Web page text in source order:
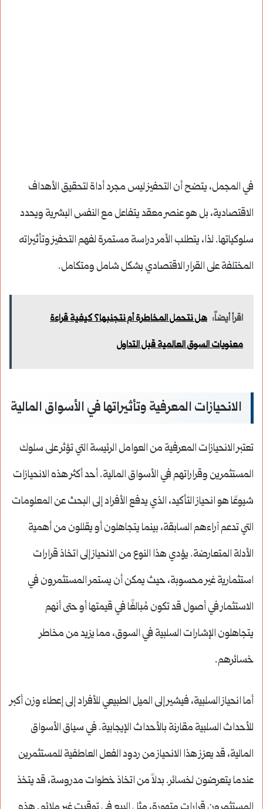
في المجمل، يتضح أن التحفيز ليس مجرد أداة لتحقيق الأهداف
الاقتصادية، بل هو عنصر معقد يتفاعل مع النفس البشرية ويحدد
سلوكياتها. لذا، يتطلب الأمر دراسة مستمرة لفهم التحفيز وتأثيراته
المختلفة على القرار الاقتصادي بشكل شامل ومتكامل.
اقرأ أيضاً: هل نتحمل المخاطرة أم نتجنبها؟ كيفية قراءة
معنويات السوق العالمية قبل التداول
الانحيازات المعرفية وتأثيراتها في الأسواق المالية
تعتبر الانحيازات المعرفية من العوامل الرئيسة التي تؤثر على سلوك
المستثمرين وقراراتهم في الأسواق المالية. أحد أكثر هذه الانحيازات
شيوعًا هو انحياز التأكيد، الذي يدفع الأفراد إلى البحث عن المعلومات
التي تدعم آراءهم السابقة، بينما يتجاهلون أو يقللون من أهمية
الأدلة المتعارضة. يؤدي هذا النوع من الانحياز إلى اتخاذ قرارات
استثمارية غير محسوبة، حيث يمكن أن يستمر المستثمرون في
الاستثمار في أصول قد تكون مُبالغًا في قيمتها أو حتى أنهم
يتجاهلون الإشارات السلبية في السوق، مما يزيد من مخاطر
خسائرهم.
أما انحياز السلبية، فيشير إلى الميل الطبيعي للأفراد إلى إعطاء وزن أكبر
للأحداث السلبية مقارنة بالأحداث الإيجابية. في سياق الأسواق
المالية، قد يعزز هذا الانحياز من ردود الفعل العاطفية للمستثمرين
عندما يتعرضون لخسائر. بدلاً من اتخاذ خطوات مدروسة، قد يتخذ